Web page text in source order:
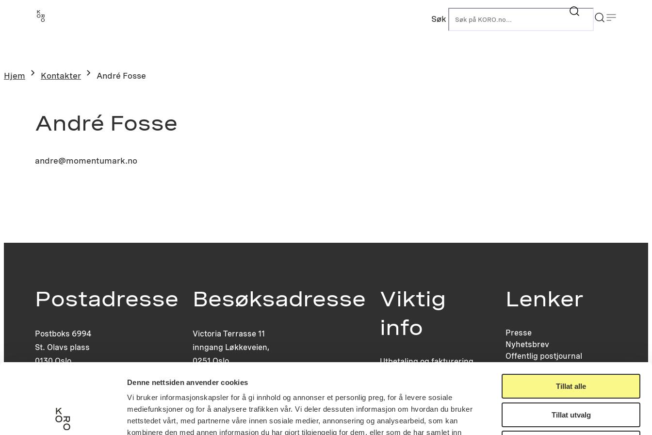
Denne nettsiden anvender cookies
Vi bruker informasjonskapsler for å gi innhold og annonser et personlig preg, for å levere sosiale
mediefunksjoner og for å analysere trafikken vår. Vi deler dessuten informasjon om hvordan du bruker
nettstedet vårt, med partnerne våre innen sosiale medier, annonsering og analysearbeid, som kan
kombinere den med annen informasjon du har gjort tilgjengelig for dem, eller som de har samlet inn
Tillat alle
Tillat utvalg
Søk
Hjem Kontakter André Fosse
André Fosse
andre@momentumark.no
Postadresse
Postboks 6994
St. Olavs plass
0130 Oslo
Besøksadresse
Victoria Terrasse 11
inngang Løkkeveien,
0251 Oslo
Viktig
info
Utbetaling og fakturering
Dokumentasjonsskjema
Last ned logo
Lenker
Presse
Nyhetsbrev
Offentlig postjournal
Tilgjengelighetserklæring